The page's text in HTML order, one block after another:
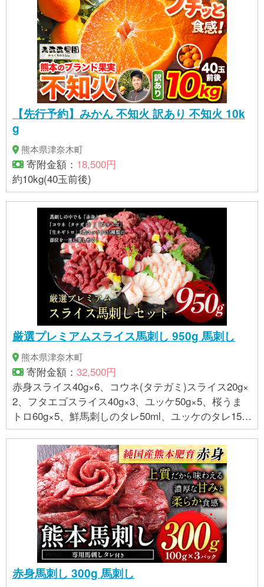
【先行予約】みかん 不知火 訳あり 不知火 10k
g
熊本県津奈木町
寄附金額： 18,500円
約10kg(40玉前後)
厳選プレミアムスライス馬刺し 950g 馬刺し
熊本県津奈木町
寄附金額： 32,500円
赤身スライス40g×6、コウネ(タテガミ)スライス20g×
2、フタエゴスライス40g×3、ユッケ50g×5、桜うま
トロ60g×5、鮮馬刺しのタレ50ml、ユッケのタレ15g
×5、万能和風ソース15g×5
赤身馬刺し 300g 馬刺し